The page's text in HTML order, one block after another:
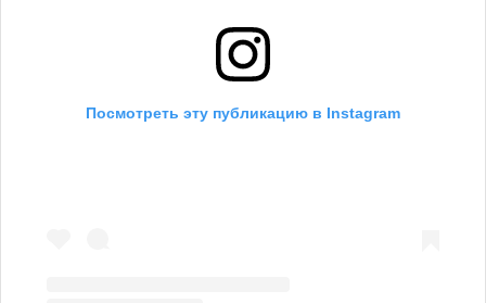
Посмотреть эту публикацию в Instagram